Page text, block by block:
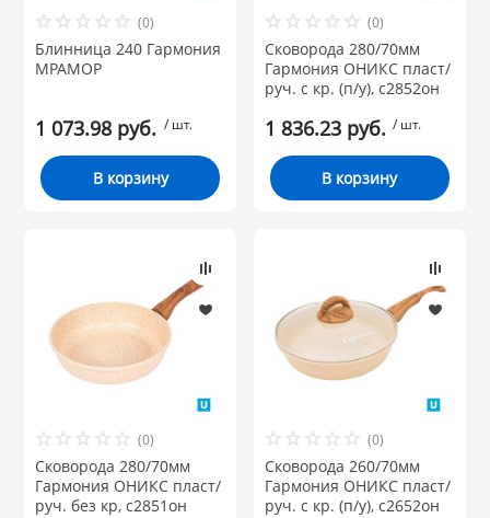
(0)
Блинница 240 Гармония
МРАМОР
1 073.98 руб. / шт.
В корзину
(0)
Сковорода 280/70мм
Гармония ОНИКС пласт/
руч. с кр. (п/у), с2852он
1 836.23 руб. / шт.
В корзину
(0)
Сковорода 280/70мм
Гармония ОНИКС пласт/
руч. без кр, с2851он
(0)
Сковорода 260/70мм
Гармония ОНИКС пласт/
руч. с кр. (п/у), с2652он